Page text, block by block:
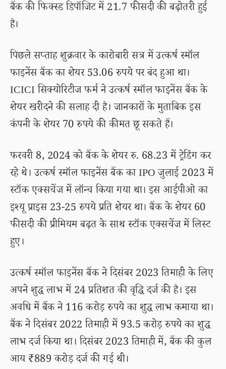
बैंक की फिक्स्ड डिपॉजिट में 21.7 फीसदी की बढ़ोतरी हुई
है।
पिछले सप्ताह शुक्रवार के कारोबारी सत्र में उत्कर्ष स्मॉल
फाइनेंस बैंक का शेयर 53.06 रुपये पर बंद हुआ था।
ICICI सिक्योरिटीज फर्म ने उत्कर्ष स्मॉल फाइनेंस बैंक के
शेयर खरीदने की सलाह दी है। जानकारों के मुताबिक इस
कंपनी के शेयर 70 रुपये की कीमत छू सकते हैं।
फरवरी 8, 2024 को बैंक के शेयर रु. 68.23 में ट्रेडिंग कर
रहे थे। उत्कर्ष स्मॉल फाइनेंस बैंक का IPO जुलाई 2023 में
स्टॉक एक्सचेंज में लॉन्च किया गया था। इस आईपीओ का
इश्यू प्राइस 23-25 रुपये प्रति शेयर था। बैंक के शेयर 60
फीसदी की प्रीमियम बढ़त के साथ स्टॉक एक्सचेंज में लिस्ट
हुए।
उत्कर्ष स्मॉल फाइनेंस बैंक ने दिसंबर 2023 तिमाही के लिए
अपने शुद्ध लाभ में 24 प्रतिशत की वृद्धि दर्ज की है। इस
अवधि में बैंक ने 116 करोड़ रुपये का शुद्ध लाभ कमाया था।
बैंक ने दिसंबर 2022 तिमाही में 93.5 करोड़ रुपये का शुद्ध
लाभ दर्ज किया था। दिसंबर 2023 तिमाही में, बैंक की कुल
आय ₹889 करोड़ दर्ज की गई थी।